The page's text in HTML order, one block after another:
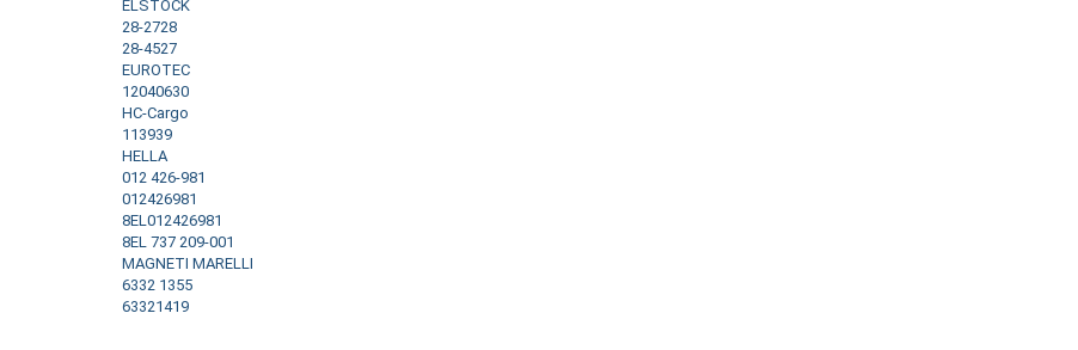
ELSTOCK
28-2728
28-4527
EUROTEC
12040630
HC-Cargo
113939
HELLA
012 426-981
012426981
8EL012426981
8EL 737 209-001
MAGNETI MARELLI
6332 1355
63321419